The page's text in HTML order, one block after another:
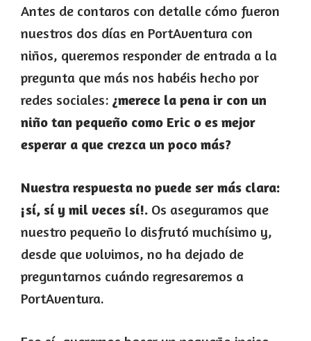
Antes de contaros con detalle cómo fueron
nuestros dos días en PortAventura con
niños, queremos responder de entrada a la
pregunta que más nos habéis hecho por
redes sociales: ¿merece la pena ir con un
niño tan pequeño como Eric o es mejor
esperar a que crezca un poco más?
Nuestra respuesta no puede ser más clara:
¡sí, sí y mil veces sí!. Os aseguramos que
nuestro pequeño lo disfrutó muchísimo y,
desde que volvimos, no ha dejado de
preguntarnos cuándo regresaremos a
PortAventura.